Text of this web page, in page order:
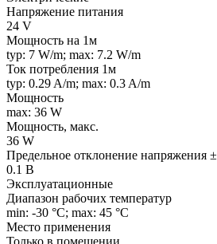
Напряжение питания
24 V
Мощность на 1м
typ: 7 W/m; max: 7.2 W/m
Ток потребления 1м
typ: 0.29 A/m; max: 0.3 A/m
Мощность
max: 36 W
Мощность, макс.
36 W
Предельное отклонение напряжения ±
0.1 В
Эксплуатационные
Диапазон рабочих температур
min: -30 °C; max: 45 °C
Место применения
Только в помещении